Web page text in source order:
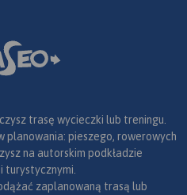
trasę wycieczki lub treningu.
planowania: pieszego, rowerowych
na autorskim podkładzie
turystycznymi.
zaplanowaną trasą lub